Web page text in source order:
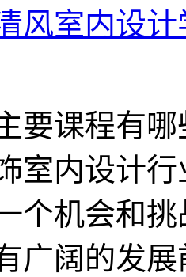
风室内设计
要课程有
室内设计
个机会和
广阔的发